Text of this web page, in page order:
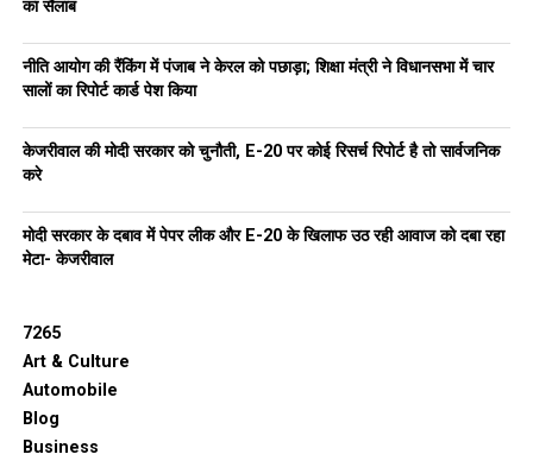
का सैलाब
नीति आयोग की रैंकिंग में पंजाब ने केरल को पछाड़ा; शिक्षा मंत्री ने विधानसभा में चार
सालों का रिपोर्ट कार्ड पेश किया
केजरीवाल की मोदी सरकार को चुनौती, E-20 पर कोई रिसर्च रिपोर्ट है तो सार्वजनिक
करे
मोदी सरकार के दबाव में पेपर लीक और E-20 के खिलाफ उठ रही आवाज को दबा रहा
मेटा- केजरीवाल
7265
Art & Culture
Automobile
Blog
Business